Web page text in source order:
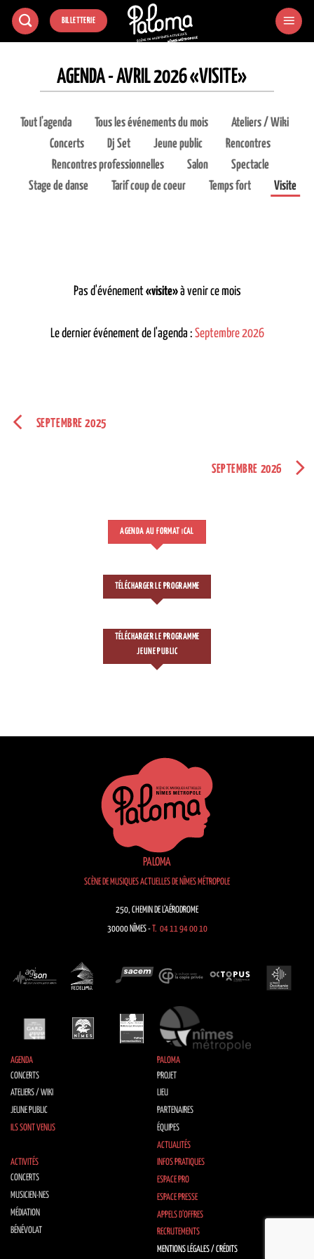
Passer
BILLETTERIE
AGENDA - AVRIL 2026 «VISITE»
Tout l'agenda Tous les événements du mois
Ateliers / Wiki
Concerts
Dj Set Jeune public
Rencontres
Rencontres professionnelles
Salon
Spectacle
Stage de danse
Tarif coup de coeur Temps fort Visite
Pas d'événement«visite»à venir ce mois
Le dernier événement de l'agenda : Septembre 2026
SEPTEMBRE 2025
SEPTEMBRE 2026
AGENDA AU FORMAT CAL
TÉLÉCHARGER LE PROGRAMME
TÉLÉCHARGER LE PROGRAMME
JEUNE PUBLIC
PALOMA
SCÈNE DE MUSIQUES ACTUELLES DE NÎMES MÉTROPOLE
250, CHEMIN DE L’AÉRODROME
30000 NÎMES -T. 04 11 94 00 10
AGENDA
CONCERTS
ATELIERS / WIKI
JEUNE PUBLIC
ILS SONT VENUS
PALOMA
PROJET
LIEU
PARTENAIRES
ÉQUIPES
ACTUALITÉS
ACTIVITÉS
CONCERTS
MUSICIEN·NES
MÉDIATION
BÉNÉVOLAT
INFOS PRATIQUES
ESPACE PRO
ESPACE PRESSE
APPELS D’OFFRES
RECRUTEMENTS
MENTIONS LÉGALES / CRÉDITS